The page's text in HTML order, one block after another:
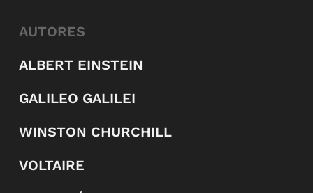
AUTORES
ALBERT EINSTEIN
GALILEO GALILEI
WINSTON CHURCHILL
VOLTAIRE